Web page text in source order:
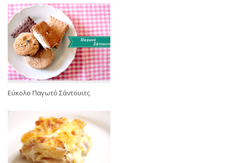
Εύκολο Παγωτό Σάντουιτς